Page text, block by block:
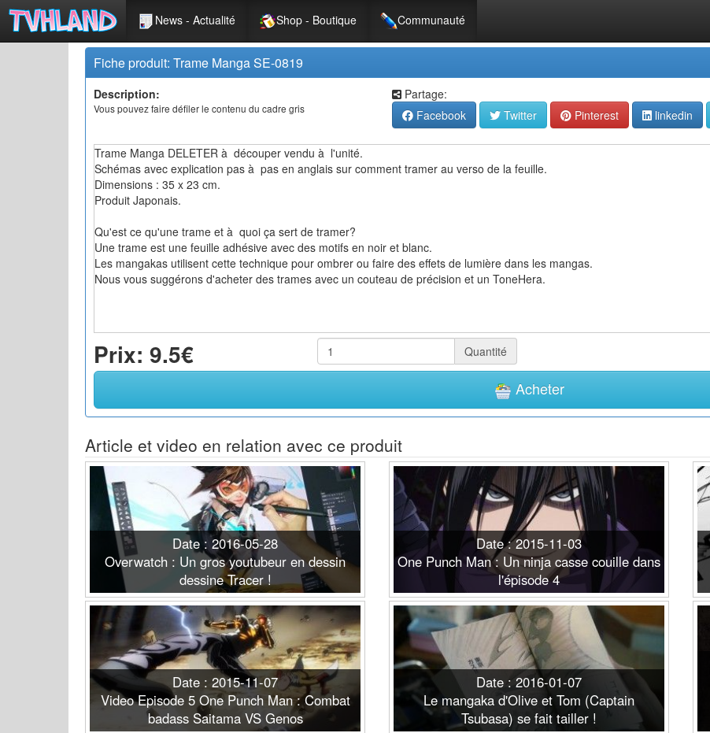
News - Actualité Shop - Boutique Communauté
Fiche produit: Trame Manga SE-0819
Description:
Vous pouvez faire défiler le contenu du cadre gris
Partage:
Facebook
Twitter Pinterest linkedin
Trame Manga DELETER à découper vendu à l'unité.
Schémas avec explication pas à pas en anglais sur comment tramer au verso de la feuille.
Dimensions : 35 x 23 cm.
Produit Japonais.
Qu'est ce qu'une trame et à quoi ça sert de tramer?
Une trame est une feuille adhésive avec des motifs en noir et blanc.
Les mangakas utilisent cette technique pour ombrer ou faire des effets de lumière dans les mangas.
Nous vous suggérons d'acheter des trames avec un couteau de précision et un ToneHera.
Prix: 9.5€ Quantité
Acheter
Article et video en relation avec ce produit
Date : 2016-05-28
Overwatch : Un gros youtubeur en dessin
dessine Tracer !
Date : 2015-11-03
One Punch Man : Un ninja casse couille dans
l'épisode 4
Date : 2015-11-07
Video Episode 5 One Punch Man : Combat
badass Saitama VS Genos
Date : 2016-01-07
Le mangaka d'Olive et Tom (Captain
Tsubasa) se fait tailler !